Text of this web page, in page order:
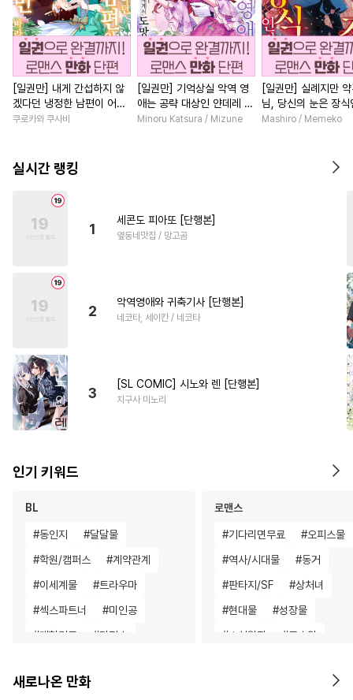
[일권만] 내게 간섭하지 않
겠다던 냉정한 남편이 어째
선지 저만 바라봅니다 [단행
쿠로카와 쿠사비
[일권만] 기억상실 악역 영
애는 공략 대상인 얀데레 의
붓 오라버니에게서 도망칠
Minoru Katsura / Mizune
[일권만] 실례지만
님, 당신의 눈은 장식
요? [단행본]
Mashiro / Memeko
실시간 랭킹
1
세콘도 피아또 [단행본]
옆동네맛집 / 망고곰
2
악역영애와 귀축기사 [단행본]
네코타, 세이칸 / 네코타
3
[SL COMIC] 시노와 렌 [단행본]
치구사 미노리
인기 키워드
BL
#동인지 #달달물
#학원/캠퍼스 #계약관계
#이세계물 #트라우마
#섹스파트너 #미인공
#대형견공 #다정수
#첫사랑 #주종관계
로맨스
#기다리면무료 #오피스물
#역사/시대물 #동거
#판타지/SF #상처녀
#현대물 #성장물
# 소설원작 #고수위
친구>연인
새로나온 만화